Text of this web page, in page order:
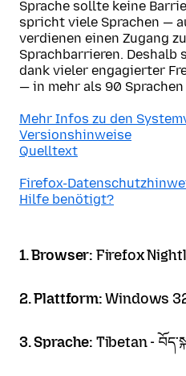
Sprache sollte keine
spricht viele Sprachen —
verdienen einen Zugang
Sprachbarrieren.
dank vieler engagierter
— in mehr als 90
Mehr Infos zu den
Versionshinweise
Quelltext
Firefox-
Hilfe benötigt?
1. Browser: Firefox
2. Plattform:Windows
3. Sprache: Tibetan -